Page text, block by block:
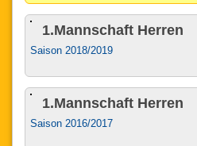
1.Mannschaft Herren
Saison 2018/2019
1.Mannschaft Herren
Saison 2016/2017